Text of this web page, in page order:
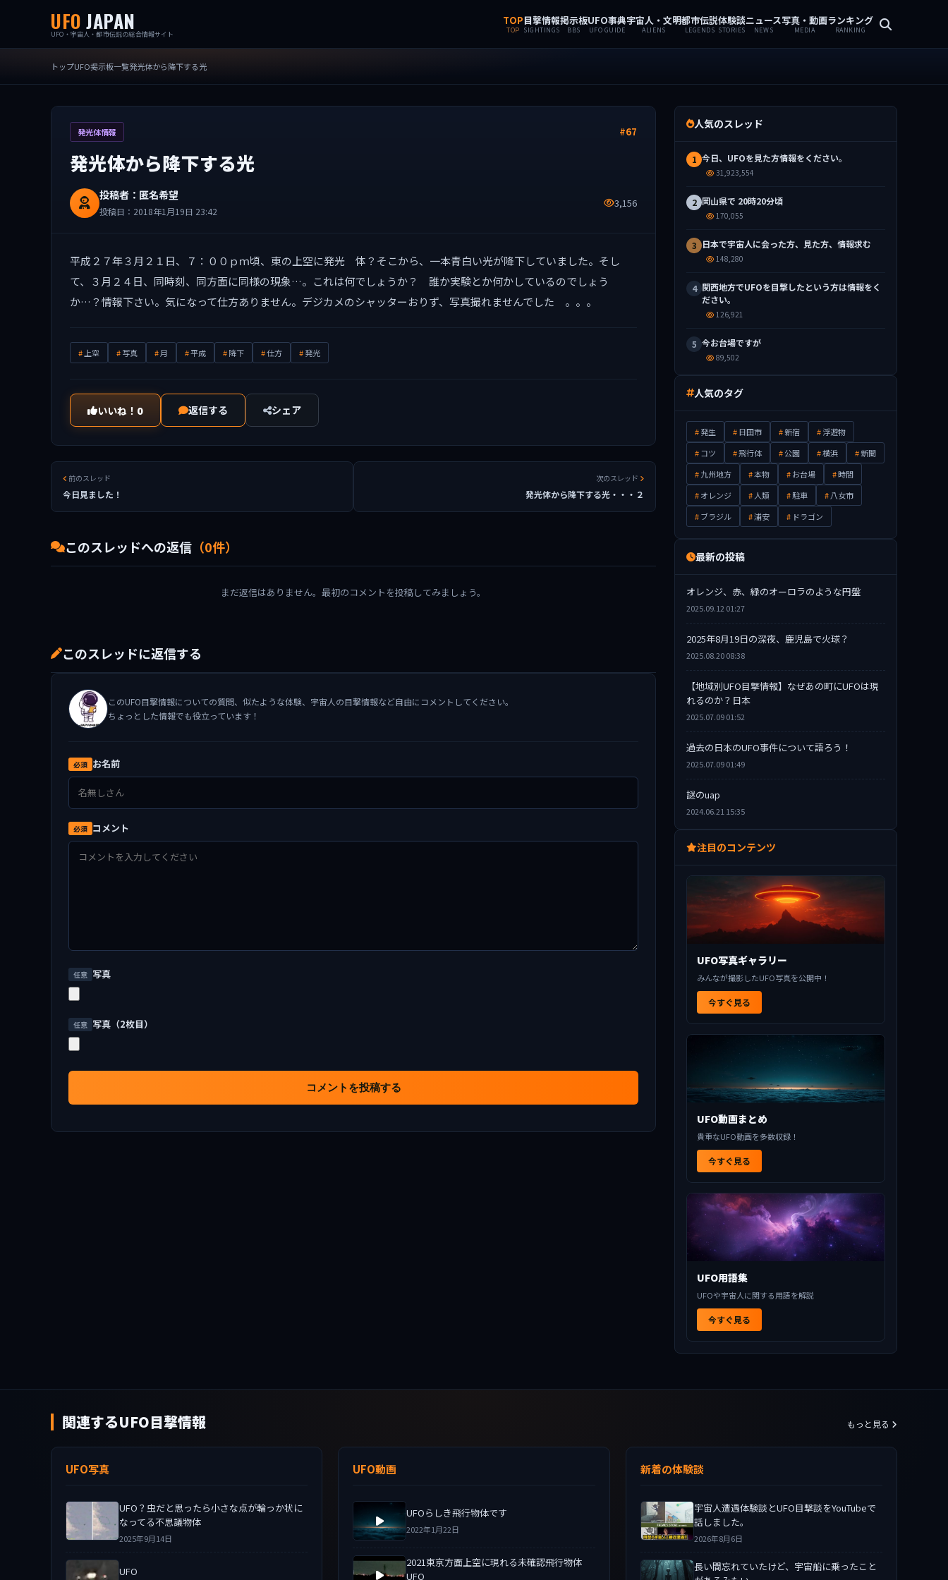
UFO JAPAN
UFO・宇宙人・都市伝説の総合情報サイト
TOP
TOP
目撃情報
SIGHTINGS
掲示板
BBS
UFO事典
UFO GUIDE
宇宙人・文明
ALIENS
都市伝説
LEGENDS
体験談
STORIES
ニュース
NEWS
写真・動画
MEDIA
ランキング
RANKING
トップUFO掲示板一覧発光体から降下する光
発光体情報 #67
発光体から降下する光
投稿者：匿名希望
投稿日：2018年1月19日 23:42
3,156
平成２７年３月２１日、７：００ｐｍ頃、東の上空に発光 体？そこから、一本青白い光が降下していました。そし
て、３月２４日、同時刻、同方面に同様の現象…。これは何でしょうか？ 誰か実験とか何かしているのでしょう
か…？情報下さい。気になって仕方ありません。デジカメのシャッターおりず、写真撮れませんでした 。。。
上空 写真 月 平成 降下 仕方 発光
いいね！ 0 返信する シェア
前のスレッド
今日見ました！
次のスレッド
発光体から降下する光・・・２
このスレッドへの返信 （0件）
まだ返信はありません。最初のコメントを投稿してみましょう。
このスレッドに返信する
このUFO目撃情報についての質問、似たような体験、宇宙人の目撃情報など自由にコメントしてください。
ちょっとした情報でも役立っています！
必須 お名前
必須 コメント
任意 写真
任意 写真（2枚目）
コメントを投稿する
人気のスレッド
1 今日、UFOを見た方情報をください。
31,923,554
2 岡山県で 20時20分頃
170,055
3 日本で宇宙人に会った方、見た方、情報求む
148,280
4 関西地方でUFOを目撃したという方は情報をく
ださい。
126,921
5 今お台場ですが
89,502
人気のタグ
発生 日田市 新宿
浮遊物
コツ
飛行体 公園 横浜
新聞
九州地方
本物 お台場
時間
オレンジ
人類 駐車
八女市
ブラジル
浦安 ドラゴン
最新の投稿
オレンジ、赤、緑のオーロラのような円盤
2025.09.12 01:27
2025年8月19日の深夜、鹿児島で火球？
2025.08.20 08:38
【地域別UFO目撃情報】なぜあの町にUFOは現
れるのか？日本
2025.07.09 01:52
過去の日本のUFO事件について語ろう！
2025.07.09 01:49
謎のuap
2024.06.21 15:35
注目のコンテンツ
UFO写真ギャラリー
みんなが撮影したUFO写真を公開中！
今すぐ見る
UFO動画まとめ
貴重なUFO動画を多数収録！
今すぐ見る
UFO用語集
UFOや宇宙人に関する用語を解説
今すぐ見る
関連するUFO目撃情報 もっと見る
UFO写真
UFO？虫だと思ったら小さな点が輪っか状に
なってる不思議物体
2025年9月14日
UFO
UFO動画
UFOらしき飛行物体です
2022年1月22日
2021東京方面上空に現れる未確認飛行物体
UFO
新着の体験談
宇宙人遭遇体験談とUFO目撃談をYouTubeで
話しました。
2026年8月6日
長い間忘れていたけど、宇宙船に乗ったこと